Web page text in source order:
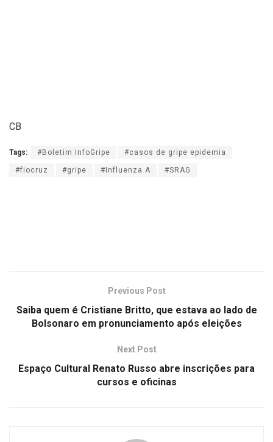
CB
Tags: #Boletim InfoGripe #casos de gripe epidemia
#fiocruz #gripe #Influenza A #SRAG
Previous Post
Saiba quem é Cristiane Britto, que estava ao lado de
Bolsonaro em pronunciamento após eleições
Next Post
Espaço Cultural Renato Russo abre inscrições para
cursos e oficinas